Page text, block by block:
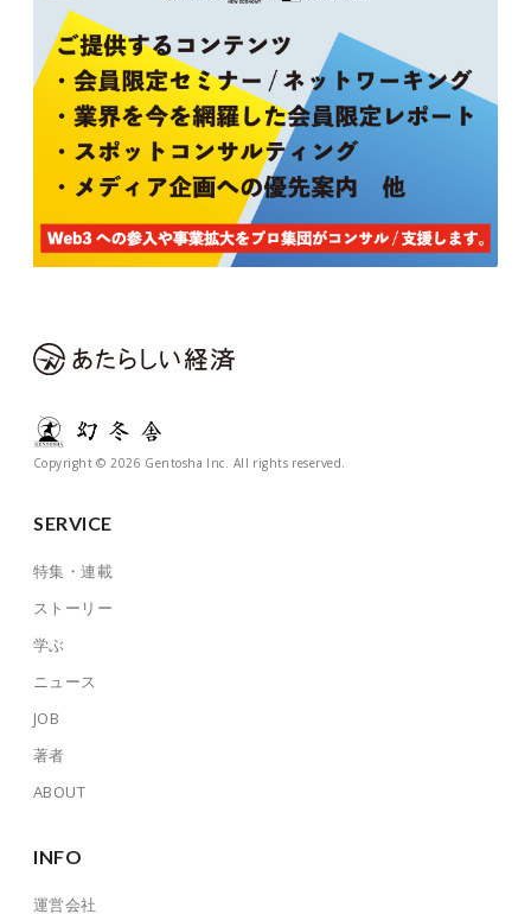
Copyright © 2026 Gentosha Inc. All rights reserved.
SERVICE
特集・連載
ストーリー
学ぶ
ニュース
JOB
著者
ABOUT
INFO
運営会社